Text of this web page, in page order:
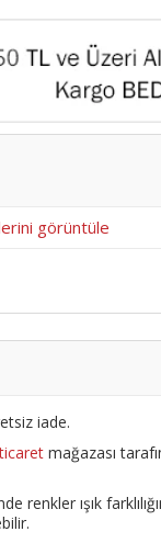
görüntüle
iade.
mağazası
renkler ışık